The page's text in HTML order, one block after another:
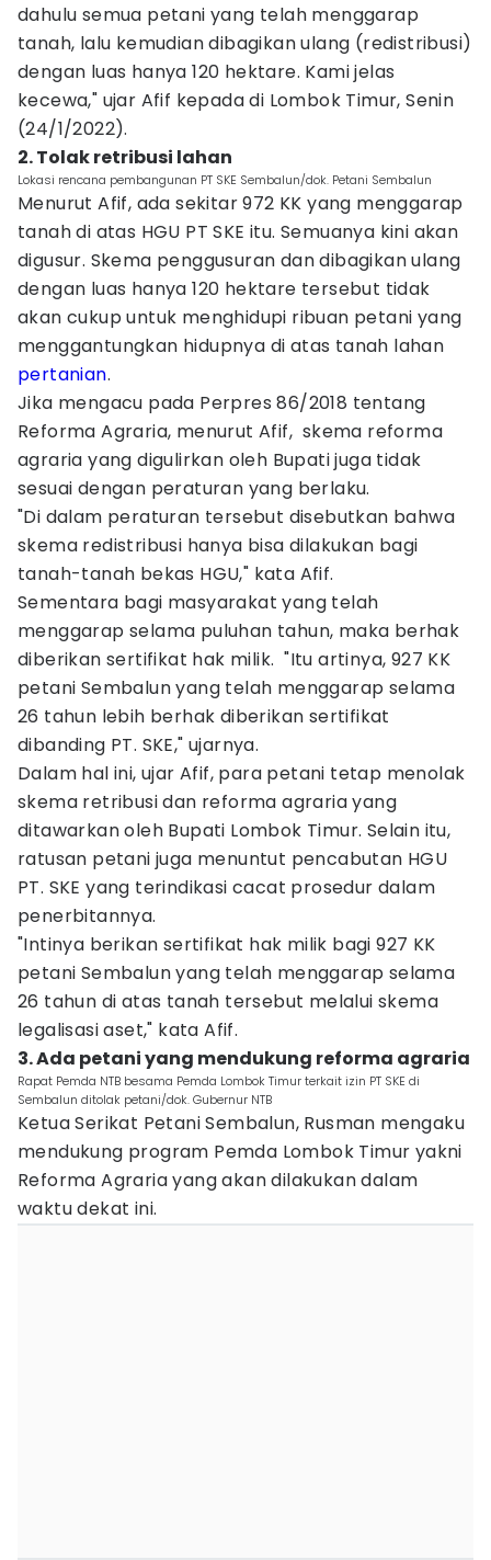
dahulu semua petani yang telah menggarap
tanah, lalu kemudian dibagikan ulang (redistribusi)
dengan luas hanya 120 hektare. Kami jelas
kecewa," ujar Afif kepada di Lombok Timur, Senin
(24/1/2022).
2. Tolak retribusi lahan
Lokasi rencana pembangunan PT SKE Sembalun/dok. Petani Sembalun
Menurut Afif, ada sekitar 972 KK yang menggarap
tanah di atas HGU PT SKE itu. Semuanya kini akan
digusur. Skema penggusuran dan dibagikan ulang
dengan luas hanya 120 hektare tersebut tidak
akan cukup untuk menghidupi ribuan petani yang
menggantungkan hidupnya di atas tanah lahan
pertanian.
Jika mengacu pada Perpres 86/2018 tentang
Reforma Agraria, menurut Afif, skema reforma
agraria yang digulirkan oleh Bupati juga tidak
sesuai dengan peraturan yang berlaku.
"Di dalam peraturan tersebut disebutkan bahwa
skema redistribusi hanya bisa dilakukan bagi
tanah-tanah bekas HGU," kata Afif.
Sementara bagi masyarakat yang telah
menggarap selama puluhan tahun, maka berhak
diberikan sertifikat hak milik. "Itu artinya, 927 KK
petani Sembalun yang telah menggarap selama
26 tahun lebih berhak diberikan sertifikat
dibanding PT. SKE," ujarnya.
Dalam hal ini, ujar Afif, para petani tetap menolak
skema retribusi dan reforma agraria yang
ditawarkan oleh Bupati Lombok Timur. Selain itu,
ratusan petani juga menuntut pencabutan HGU
PT. SKE yang terindikasi cacat prosedur dalam
penerbitannya.
"Intinya berikan sertifikat hak milik bagi 927 KK
petani Sembalun yang telah menggarap selama
26 tahun di atas tanah tersebut melalui skema
legalisasi aset," kata Afif.
3. Ada petani yang mendukung reforma agraria
Rapat Pemda NTB besama Pemda Lombok Timur terkait izin PT SKE di
Sembalun ditolak petani/dok. Gubernur NTB
Ketua Serikat Petani Sembalun, Rusman mengaku
mendukung program Pemda Lombok Timur yakni
Reforma Agraria yang akan dilakukan dalam
waktu dekat ini.